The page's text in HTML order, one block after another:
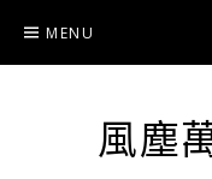
content
MENU
風塵